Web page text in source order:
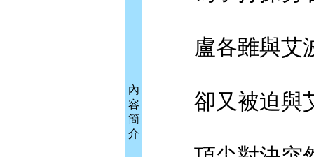
內
容
簡
介
盧各雖與艾
卻又被迫與